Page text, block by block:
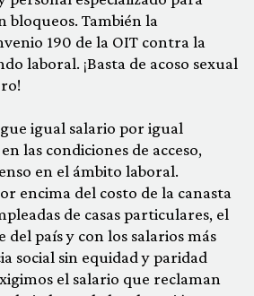
bloqueos. También la
190 de la OIT contra la
laboral. ¡Basta de acoso sexual
igual salario por igual
las condiciones de acceso,
en el ámbito laboral.
encima del costo de la canasta
de casas particulares, el
del país y con los salarios más
social sin equidad y paridad
el salario que reclaman